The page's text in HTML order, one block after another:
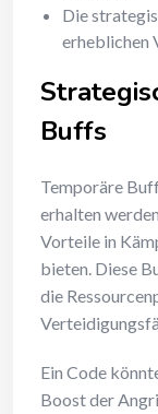
Die
erheblichen
Buffs
Temporäre
erhalten
Vorteile in
bieten. Diese
die
Ein Code
Boost der